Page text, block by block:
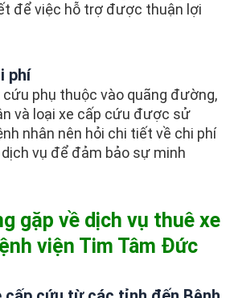
để việc hỗ trợ được thuận lợi
phí
cứu phụ thuộc vào quãng đường,
và loại xe cấp cứu được sử
nhân nên hỏi chi tiết về chi phí
vụ để đảm bảo sự minh
gặp về dịch vụ thuê xe
viện Tim Tâm Đức